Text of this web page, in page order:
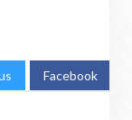
Facebook